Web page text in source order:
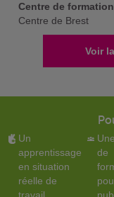
Centre de
Centre de Brest
Voir
Un
apprentissage
en situation
réelle de
de